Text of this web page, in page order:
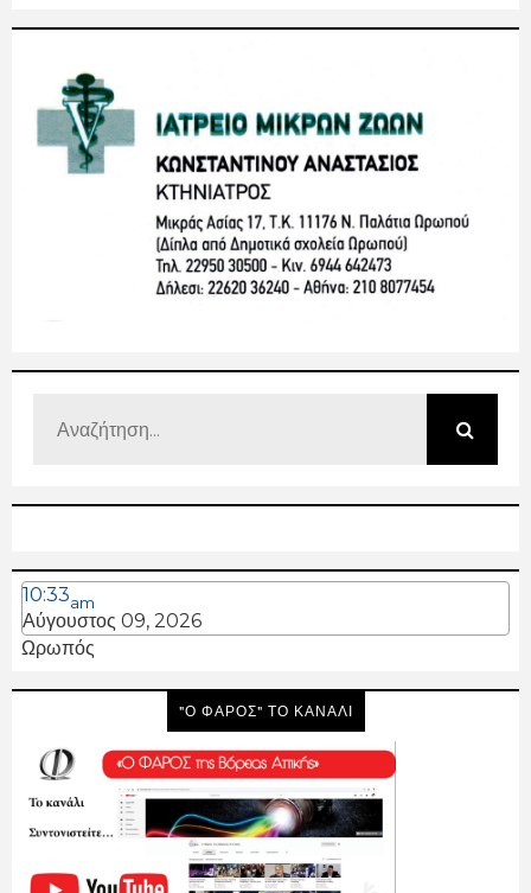
10:33am
Αύγουστος 09, 2026
Ωρωπός
"Ο ΦΑΡΟΣ" ΤΟ ΚΑΝΑΛΙ